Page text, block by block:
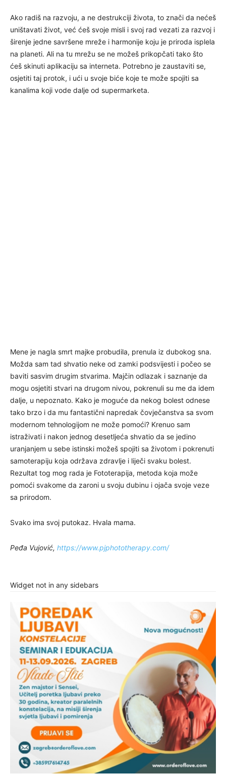
Ako radiš na razvoju, a ne destrukciji života, to znači da nećeš
uništavati život, već ćeš svoje misli i svoj rad vezati za razvoj i
širenje jedne savršene mreže i harmonije koju je priroda isplela
na planeti. Ali na tu mrežu se ne možeš prikopčati tako što
ćeš skinuti aplikaciju sa interneta. Potrebno je zaustaviti se,
osjetiti taj protok, i ući u svoje biće koje te može spojiti sa
kanalima koji vode dalje od supermarketa.
Mene je nagla smrt majke probudila, prenula iz dubokog sna.
Možda sam tad shvatio neke od zamki podsvijesti i počeo se
baviti sasvim drugim stvarima. Majčin odlazak i saznanje da
mogu osjetiti stvari na drugom nivou, pokrenuli su me da idem
dalje, u nepoznato. Kako je moguće da nekog bolest odnese
tako brzo i da mu fantastični napredak čovječanstva sa svom
modernom tehnologijom ne može pomoći? Krenuo sam
istraživati i nakon jednog desetljeća shvatio da se jedino
uranjanjem u sebe istinski možeš spojiti sa životom i pokrenuti
samoterapiju koja održava zdravlje i liječi svaku bolest.
Rezultat tog mog rada je Fototerapija, metoda koja može
pomoći svakome da zaroni u svoju dubinu i ojača svoje veze
sa prirodom.
Svako ima svoj putokaz. Hvala mama.
Peđa Vujović, https://www.pjphototherapy.com/
Widget not in any sidebars